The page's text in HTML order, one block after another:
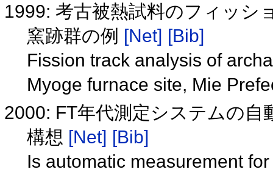
1999: 考古被熱試料のフィッシ
窯跡群の例 [Net] [Bib]
Fission track analysis of
Myoge furnace site, Mie
2000: FT年代測定システムの自
構想 [Net] [Bib]
Is automatic measurement